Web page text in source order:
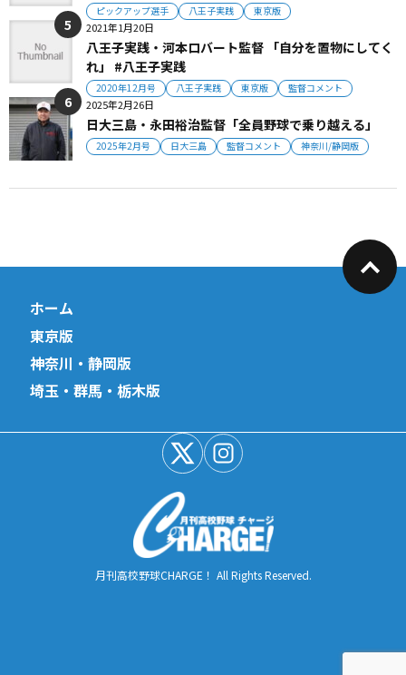
ピックアップ選手 八王子実践 東京版
2021年1月20日
八王子実践・河本ロバート監督 「自分を置物にしてく
れ」 #八王子実践
2020年12月号 八王子実践 東京版 監督コメント
2025年2月26日
日大三島・永田裕治監督「全員野球で乗り越える」
2025年2月号 日大三島 監督コメント 神奈川/静岡版
ホーム
東京版
神奈川・静岡版
埼玉・群馬・栃木版
月刊高校野球CHARGE！ All Rights Reserved.